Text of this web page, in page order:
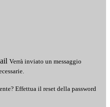
Verrà inviato un messaggio
Effettua il reset della password